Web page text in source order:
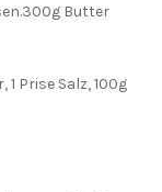
Butter
Prise Salz, 100g